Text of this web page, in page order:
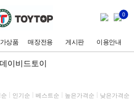
0
상품 매장전용 게시판 이용안내
데이비드토이
인기순 베스트순 높은가격순 낮은가격순